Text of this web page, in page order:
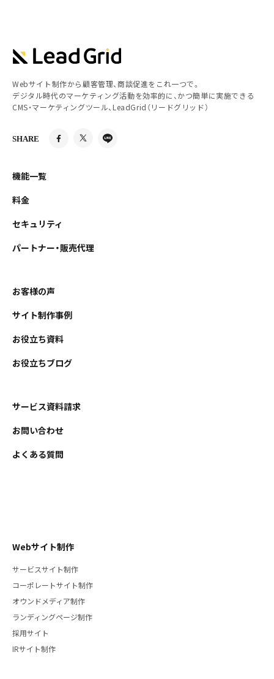
Webサイト制作から顧客管理、商談促進をこれ一つで。
デジタル時代のマーケティング活動を効率的に、かつ簡単に実施できる
CMS・マーケティングツール、LeadGrid（リードグリッド）
SHARE
機能一覧
料金
セキュリティ
パートナー・販売代理
お客様の声
サイト制作事例
お役立ち資料
お役立ちブログ
サービス資料請求
お問い合わせ
よくある質問
Webサイト制作
サービスサイト制作
コーポレートサイト制作
オウンドメディア制作
ランディングページ制作
採用サイト
IRサイト制作